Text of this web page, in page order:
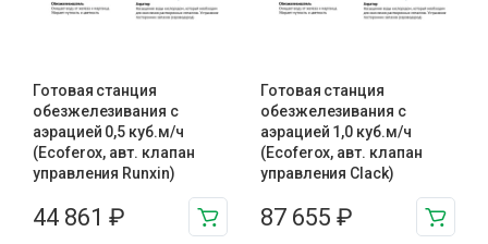
Готовая станция
обезжелезивания c
аэрацией 0,5 куб.м/ч
(Ecoferox, авт. клапан
управления Runxin)
44 861 ₽
Готовая станция
обезжелезивания c
аэрацией 1,0 куб.м/ч
(Ecoferox, авт. клапан
управления Clack)
87 655 ₽